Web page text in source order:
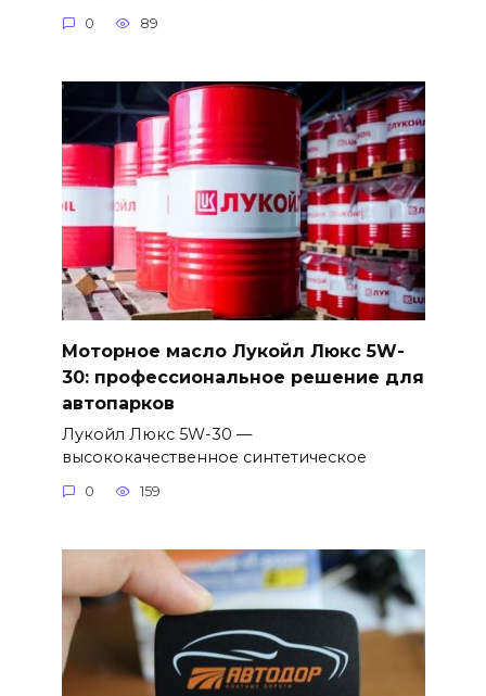
0 89
Моторное масло Лукойл Люкс 5W-
30: профессиональное решение для
автопарков
Лукойл Люкс 5W-30 —
высококачественное синтетическое
0 159